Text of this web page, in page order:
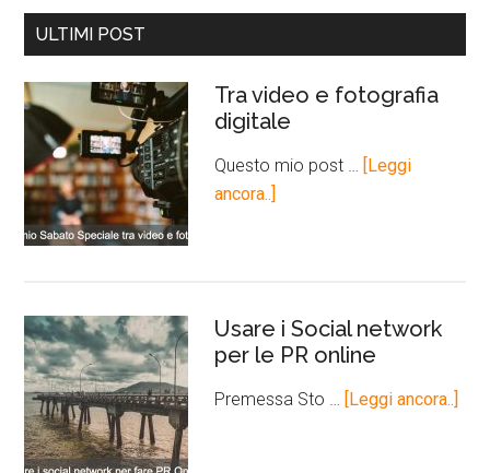
ULTIMI POST
Tra video e fotografia
digitale
Questo mio post …
[Leggi
ancora..]
Usare i Social network
per le PR online
Premessa Sto … [Leggi ancora..]